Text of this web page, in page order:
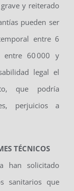
y reiterado
pueden ser
entre 6
60 000 y
legal el
que podría
perjuicios a
TÉCNICOS
han solicitado
sanitarios que